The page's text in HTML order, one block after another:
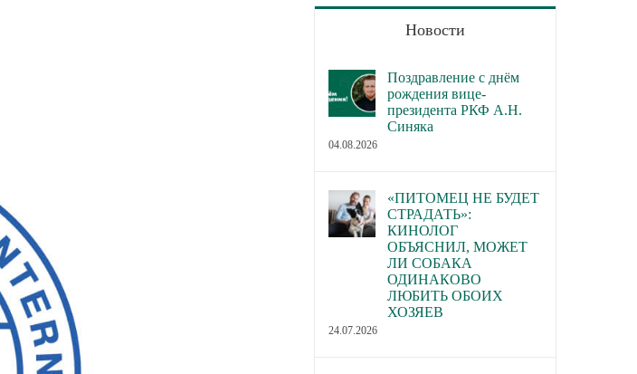
Новости
Поздравление с днём
рождения вице-
президента РКФ А.Н.
Синяка
04.08.2026
«ПИТОМЕЦ НЕ БУДЕТ
СТРАДАТЬ»:
КИНОЛОГ
ОБЪЯСНИЛ, МОЖЕТ
ЛИ СОБАКА
ОДИНАКОВО
ЛЮБИТЬ ОБОИХ
ХОЗЯЕВ
24.07.2026